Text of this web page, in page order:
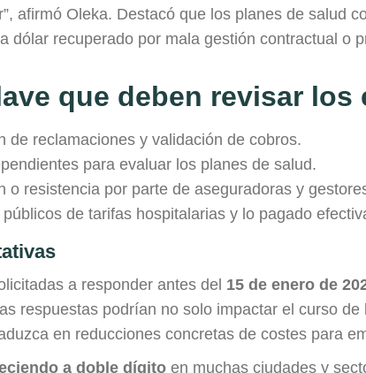
afirmó Oleka. Destacó que los planes de salud
dólar recuperado por mala gestión contractual o
que deben revisar los
de reclamaciones y validación de cobros.
para evaluar los planes de salud.
o resistencia por parte de aseguradoras y
de tarifas hospitalarias y lo pagado
a responder antes del 15 de enero de
respuestas podrían no solo impactar el curso
en reducciones concretas de costes para
a doble dígito en muchas ciudades y